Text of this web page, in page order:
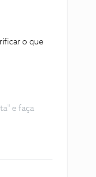
o que
e faça